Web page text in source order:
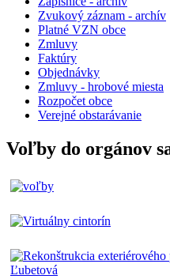
Zvukový záznam - archív
Platné VZN obce
Zmluvy
Faktúry
Objednávky
Zmluvy - hrobové miesta
Rozpočet obce
Verejné obstarávanie
Voľby do orgánov